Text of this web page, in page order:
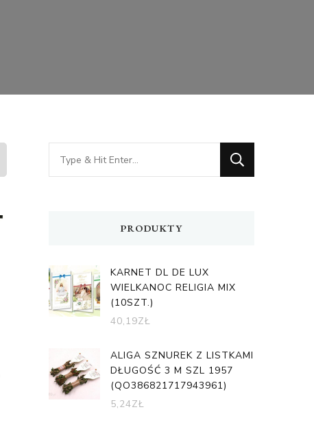
Looking
for
PRODUKTY
KARNET DL DE LUX
WIELKANOC RELIGIA MIX
(10SZT.)
40,19ZŁ
ALIGA SZNUREK Z LISTKAMI
DŁUGOŚĆ 3 M SZL 1957
(QO386821717943961)
5,24ZŁ